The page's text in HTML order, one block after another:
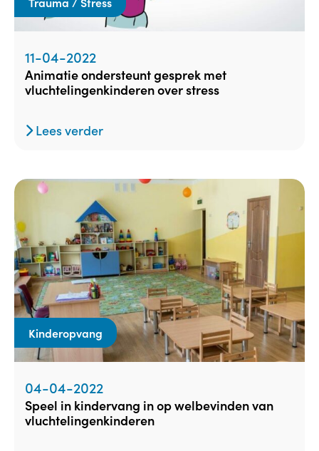
11-04-2022
animatie ondersteunt gesprek met
vluchtelingenkinderen over stress
Lees verder
Kinderopvang
04-04-2022
speel in kindervang in op welbevinden van
vluchtelingenkinderen